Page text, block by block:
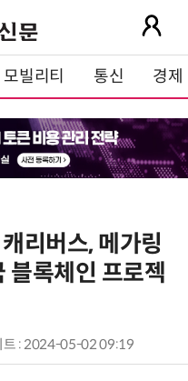
모빌리티 통신 경제
리버스, 메가링
블록체인 프로젝
트 : 2024-05-02 09:19